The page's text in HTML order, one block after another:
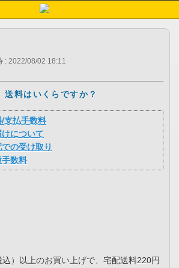
: 2022/08/02 18:11
送料はいくらですか？
/支払手数料
けについて
の受け取り
手数料
）以上のお買い上げで、宅配送料220円